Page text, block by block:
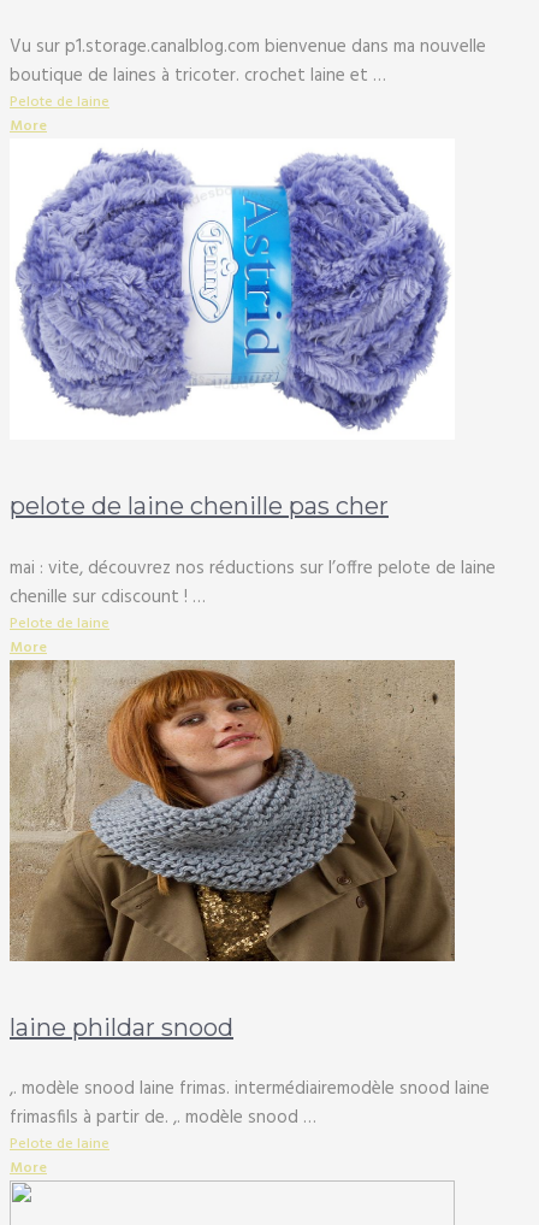
Vu sur p1.storage.canalblog.com bienvenue dans ma nouvelle
boutique de laines à tricoter. crochet laine et …
Pelote de laine
More
pelote de laine chenille pas cher
mai : vite, découvrez nos réductions sur l’offre pelote de laine
chenille sur cdiscount ! …
Pelote de laine
More
laine phildar snood
,. modèle snood laine frimas. intermédiairemodèle snood laine
frimasfils à partir de. ,. modèle snood …
Pelote de laine
More